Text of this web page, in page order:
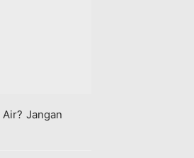
Jangan